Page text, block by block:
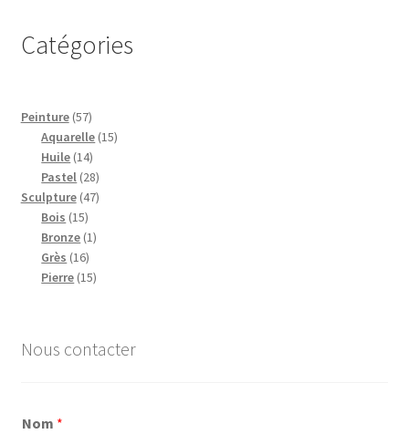
Catégories
Peinture 5757
produits
Aquarelle 1515
Huile 1414
produits
Pastel 2828
produits
Sculpture 4747
Bois 1515
produits
Bronze 11
Grès 1616
produits
Pierre 1515
Nous contacter
Nom *